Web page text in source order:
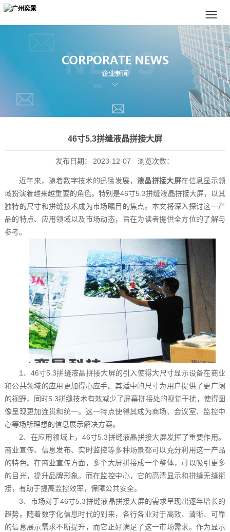
46寸5.3拼缝液晶拼接大屏
发布日期： 2023-12-07 浏览次数：
近年来，随着数字技术的迅猛发展， 液晶拼接大屏在信息显示领
域扮演着越来越重要的角色。特别是46寸5.3拼缝液晶拼接大屏，以其
独特的尺寸和拼缝技术成为市场瞩目的焦点。本文将深入探讨这一产
品的特点、应用领域以及市场动态，旨在为读者提供全方位的了解与
参考。
1、46寸5.3拼缝液晶拼接大屏的引入使得大尺寸显示设备在商业
和公共领域的应用更加得心应手。其适中的尺寸为用户提供了更广阔
的视野，同时5.3拼缝技术有效减少了屏幕拼接处的视觉干扰，使得图
像呈现更加连贯和统一。这一特点使得其成为商场、会议室、监控中
心等场所理想的信息展示解决方案。
2、在应用领域上，46寸5.3拼缝液晶拼接大屏发挥了重要作用。
商业宣传、信息发布、实时监控等多种场景都可以充分利用这一产品
的特色。在商业宣传方面，多个大屏拼接成一个整体，可以吸引更多
的目光，提升品牌形象。而在监控中心，它的高清显示和拼缝无缝衔
接，有助于提高监控效率，保障公共安全。
3、市场对于46寸5.3拼缝液晶拼接大屏的需求呈现出逐年增长的
趋势。随着数字化信息时代的到来，各行各业对于高效、清晰、可靠
的信息展示需求不断提升，而它正好满足了这一市场需求。作为显示